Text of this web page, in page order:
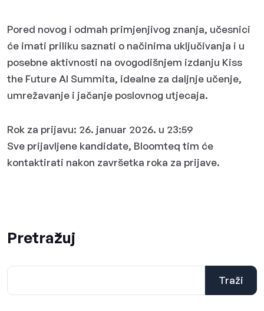
Pored novog i odmah primjenjivog znanja, učesnici
će imati priliku saznati o načinima uključivanja i u
posebne aktivnosti na ovogodišnjem izdanju Kiss
the Future AI Summita, idealne za daljnje učenje,
umrežavanje i jačanje poslovnog utjecaja.
Rok za prijavu: 26. januar 2026. u 23:59
Sve prijavljene kandidate, Bloomteq tim će
kontaktirati nakon završetka roka za prijave.
Pretražuj
Traži